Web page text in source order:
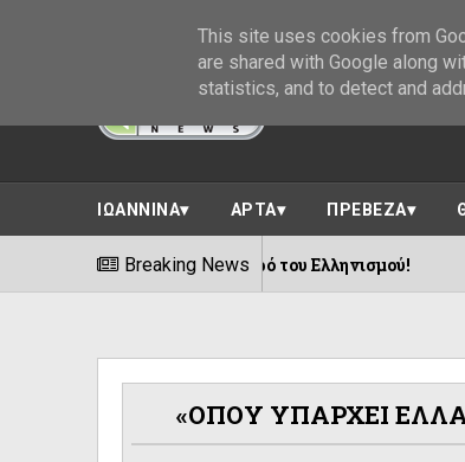
ΙΩΑΝΝΙΝΑ ΑΡΤΑ ΠΡΕΒΕΖΑ
Breaking News 06/08/2026 Συναυλία
«ΟΠΟΥ ΥΠΑΡΧΕΙ
This site uses cookies from
are shared with Google along
statistics, and to detect and